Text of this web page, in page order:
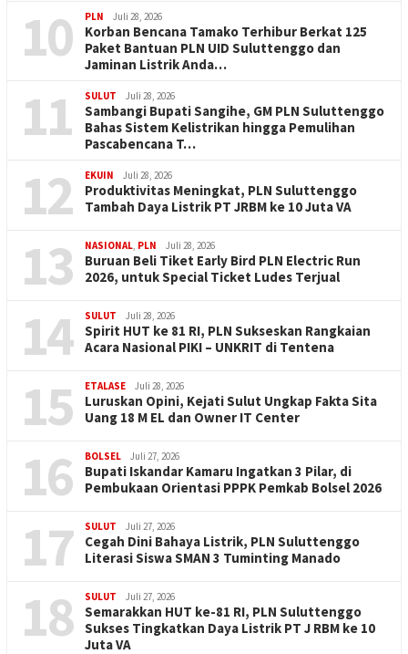
10 PLN Juli 28, 2026
Korban Bencana Tamako Terhibur Berkat 125
Paket Bantuan PLN UID Suluttenggo dan
Jaminan Listrik Anda…
11 SULUT Juli 28, 2026
Sambangi Bupati Sangihe, GM PLN Suluttenggo
Bahas Sistem Kelistrikan hingga Pemulihan
Pascabencana T…
12 EKUIN Juli 28, 2026
Produktivitas Meningkat, PLN Suluttenggo
Tambah Daya Listrik PT JRBM ke 10 Juta VA
13 NASIONAL PLN Juli 28, 2026
Buruan Beli Tiket Early Bird PLN Electric Run
2026, untuk Special Ticket Ludes Terjual
14 SULUT Juli 28, 2026
Spirit HUT ke 81 RI, PLN Sukseskan Rangkaian
Acara Nasional PIKI – UNKRIT di Tentena
15 ETALASE Juli 28, 2026
Luruskan Opini, Kejati Sulut Ungkap Fakta Sita
Uang 18 M EL dan Owner IT Center
16 BOLSEL Juli 27, 2026
Bupati Iskandar Kamaru Ingatkan 3 Pilar, di
Pembukaan Orientasi PPPK Pemkab Bolsel 2026
17 SULUT Juli 27, 2026
Cegah Dini Bahaya Listrik, PLN Suluttenggo
Literasi Siswa SMAN 3 Tuminting Manado
18 SULUT Juli 27, 2026
Semarakkan HUT ke-81 RI, PLN Suluttenggo
Sukses Tingkatkan Daya Listrik PT J RBM ke 10
Juta VA